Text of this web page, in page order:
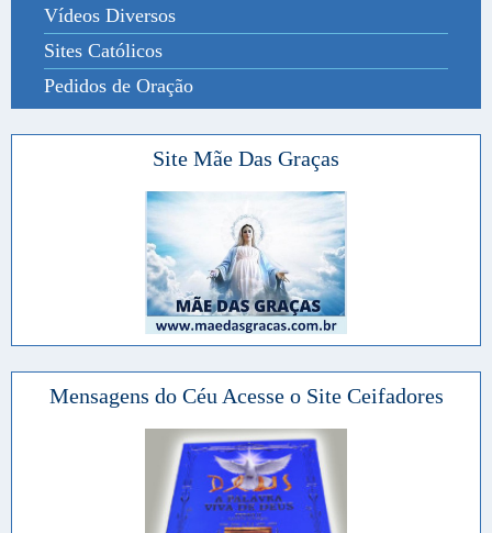
Vídeos Diversos
Sites Católicos
Pedidos de Oração
Site Mãe Das Graças
Mensagens do Céu Acesse o Site Ceifadores